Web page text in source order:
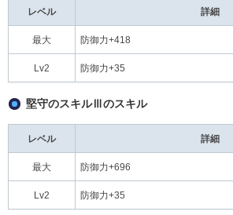
レベル 詳細
最大 防御力+418
Lv2 防御力+35
堅守のスキルⅢのスキル
レベル 詳細
最大 防御力+696
Lv2 防御力+35